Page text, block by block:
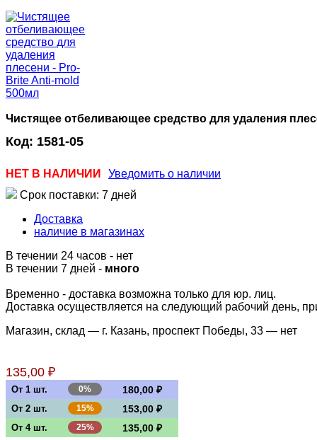
Чистящее отбеливающее средство для удаления
Код: 1581-05
НЕТ В НАЛИЧИИ
Уведомить о наличии
Срок поставки: 7 дней
Доставка
наличие в магазинах
В течении 24 часов - нет
В течении 7 дней - много
Временно - доставка возможна только для юр. лиц.
Доставка осуществляется на следующий рабочий день,
Магазин, склад — г. Казань, проспект Победы, 33 — нет
135,00 ₽
От 1 шт. 0% 180,00 ₽
От 2 шт. 15% 153,00 ₽
От 4 шт. 25% 135,00 ₽